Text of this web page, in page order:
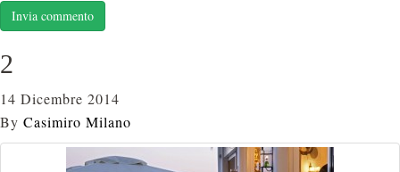
2
14 Dicembre 2014
By Casimiro Milano